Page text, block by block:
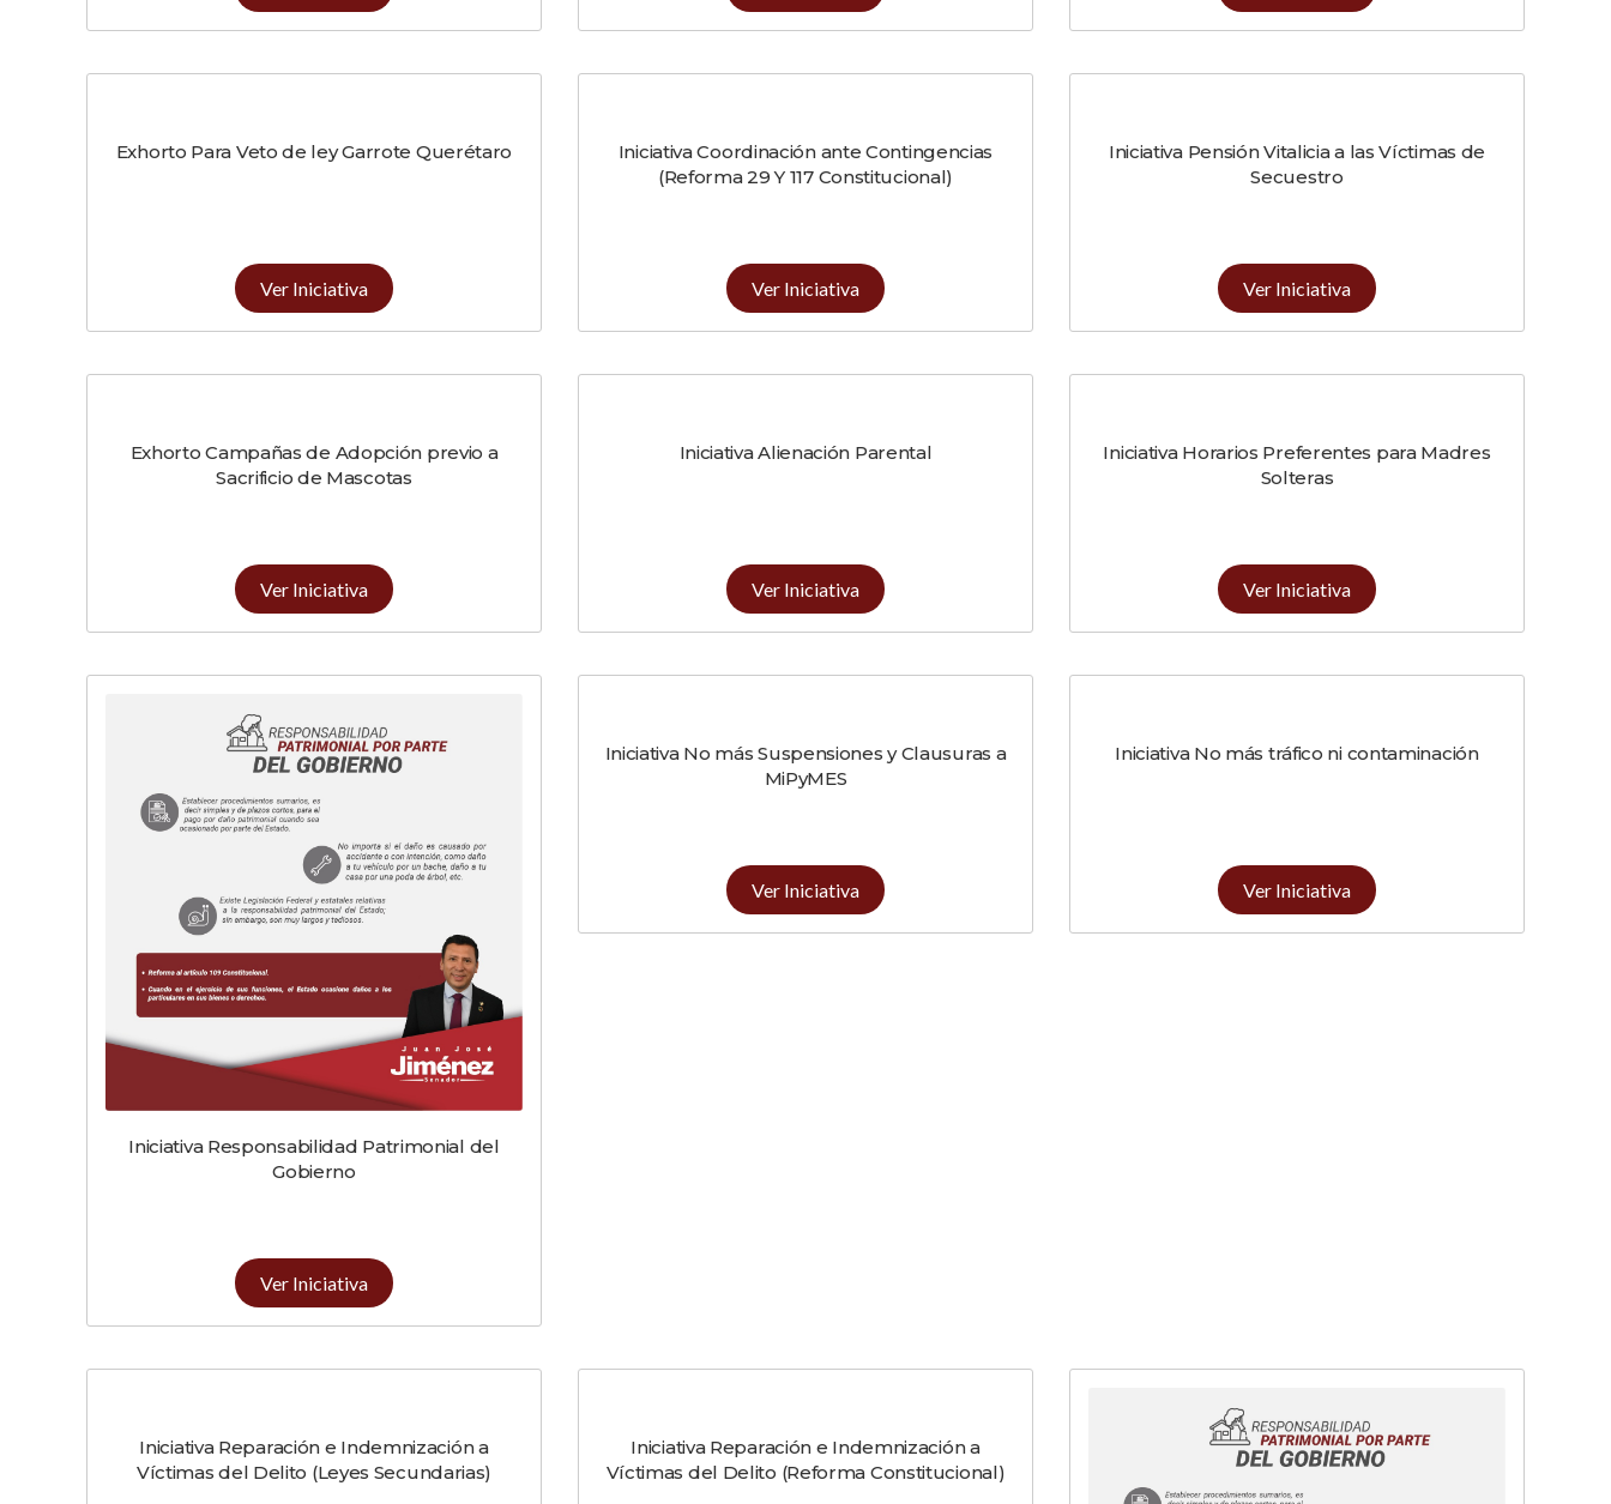
Exhorto Para Veto de ley Garrote Querétaro
Ver Iniciativa
Iniciativa Coordinación ante Contingencias
(Reforma 29 Y 117 Constitucional)
Ver Iniciativa
Iniciativa Pensión Vitalicia a las Víctimas de
Secuestro
Ver Iniciativa
Exhorto Campañas de Adopción previo a
Sacrificio de Mascotas
Ver Iniciativa
Iniciativa Alienación Parental
Ver Iniciativa
Iniciativa Horarios Preferentes para Madres
Solteras
Ver Iniciativa
Iniciativa Responsabilidad Patrimonial del
Gobierno
Ver Iniciativa
Iniciativa No más Suspensiones y Clausuras a
MiPyMES
Ver Iniciativa
Iniciativa No más tráfico ni contaminación
Ver Iniciativa
Iniciativa Reparación e Indemnización a
Víctimas del Delito (Leyes Secundarias)
Iniciativa Reparación e Indemnización a
Víctimas del Delito (Reforma Constitucional)